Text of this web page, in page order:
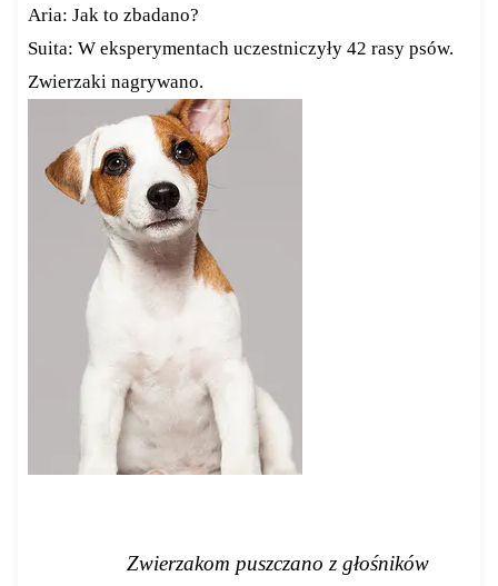
Aria: Jak to zbadano?
Suita: W eksperymentach uczestniczyły 42 rasy psów.
Zwierzaki nagrywano.
Zwierzakom puszczano z głośników